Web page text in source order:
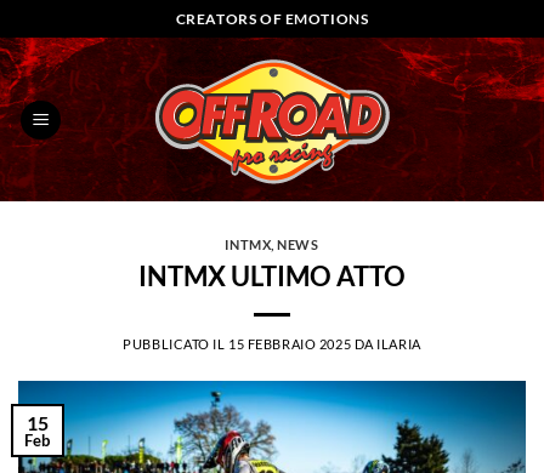
ai
contenuti
CREATORS OF EMOTIONS
INTMX ,NEWS
INTMX ULTIMO ATTO
PUBBLICATO IL 15 FEBBRAIO 2025 DA ILARIA
15
Feb